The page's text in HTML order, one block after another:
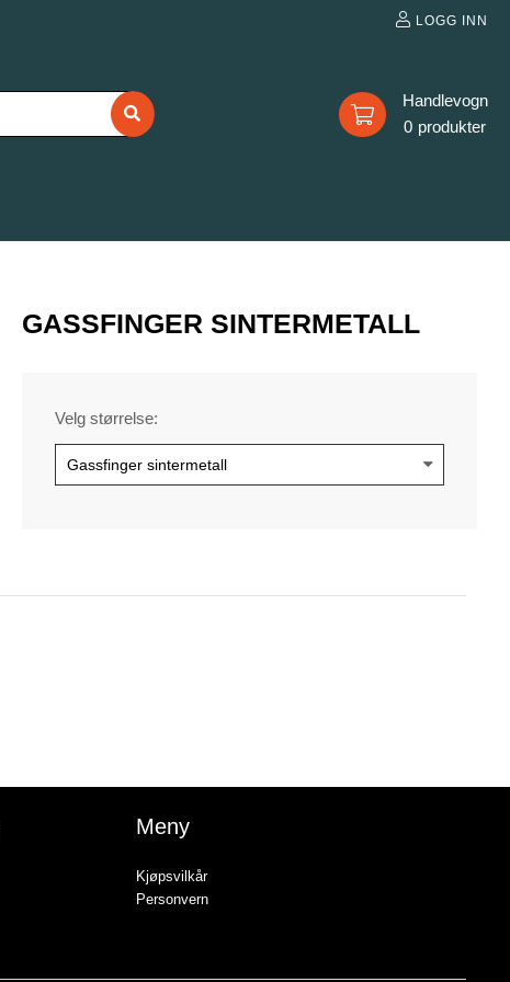
LOGG INN
0
GASSFINGER SINTERMETALL
Velg størrelse:
Meny
Kjøpsvilkår
Personvern